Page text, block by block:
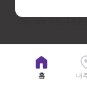
사업자등록번호 202-
홈 내